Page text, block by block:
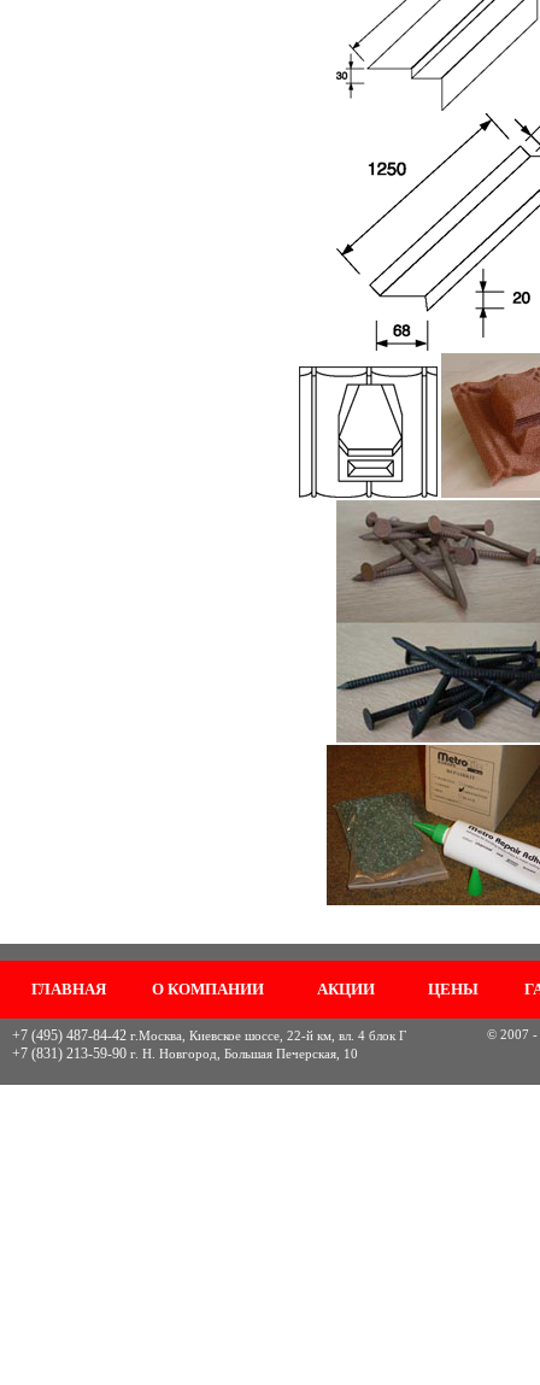
ГЛАВНАЯ О КОМПАНИИ АКЦИИ ЦЕНЫ
+7 (495) 487-84-42 г.Москва, Киевское шоссе, 22-й км, вл. 4 блок Г
+7 (831) 213-59-90 г. Н. Новгород, Большая Печерская, 10
© 2007